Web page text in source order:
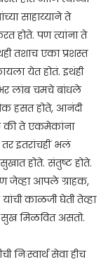
साहाय्याने ते
होते. पण त्यांना ते
तशाच एका प्रशस्त
येत होतं. इथंही
लांब चमचे बांधले
हसत होते, आनंदी
की ते एकमेकांना
इतरांचहीं भलं
होते. संतुष्ट होते.
जेव्हा आपले ग्राहक,
काळजी घेती तेव्हा
मिळवित असतो.
निःस्वार्थ सेवा हीच